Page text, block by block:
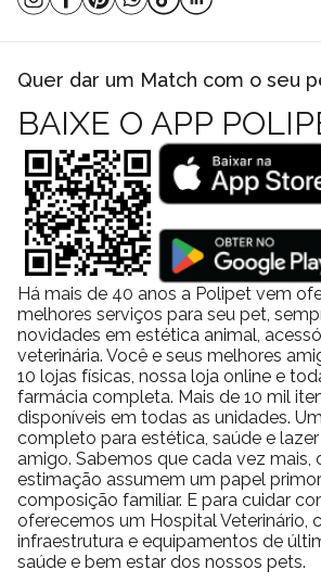
Vitamina E
80 mg/kg
Manganês
5,7 mg/kg
Cobre
1,3 mg/kg
Iodo
0,17 mg/kg
Selênio
0,17 mg/kg
Molibdênio
0,03 mg/kg
Cobalto
0,01 mg/kg
Além desses nutrientes, o alimento
que sustentam uma dieta equilibrada:
Análise Garantida Valor
Proteína bruta
40,0%
Matéria gorda bruta6,0%
Fibra bruta
3,0%
Umidade
10,0%
Ideal para uso diário e fácil de
A embalagem de 75g é compacta e prática,
diário, garantindo frescor e conservação
tempo. Por ser uma ração flutuante, ela
Quer dar um Match com o seu
BAIXE O APP
Há mais de 40 anos a Polipet vem
melhores serviços para seu pet,
novidades em estética animal,
veterinária. Você e seus melhores
10 lojas físicas, nossa loja online e
farmácia completa. Mais de 10 mil
disponíveis em todas as unidades.
completo para estética, saúde e
amigo. Sabemos que cada vez mais,
estimação assumem um papel
composição familiar. E para cuidar
oferecemos um Hospital Veterinário,
infraestrutura e equipamentos de
saúde e bem estar dos nossos pets.